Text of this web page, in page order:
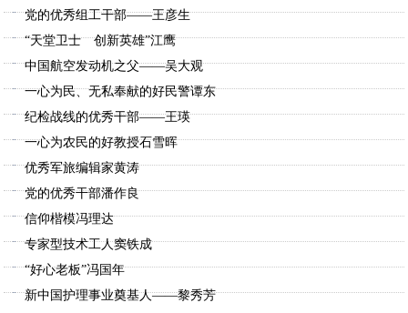
党的优秀组工干部——王彦生
“天堂卫士 创新英雄”江鹰
中国航空发动机之父——吴大观
一心为民、无私奉献的好民警谭东
纪检战线的优秀干部——王瑛
一心为农民的好教授石雪晖
优秀军旅编辑家黄涛
党的优秀干部潘作良
信仰楷模冯理达
专家型技术工人窦铁成
“好心老板”冯国年
新中国护理事业奠基人——黎秀芳